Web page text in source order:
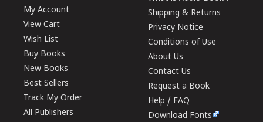
My Account
View Cart
Wish List
Buy Books
New Books
Best Sellers
Track My Order
All Publishers
Shipping & Returns
Privacy Notice
Conditions of Use
About Us
Contact Us
Request a Book
Help / FAQ
Download Fonts